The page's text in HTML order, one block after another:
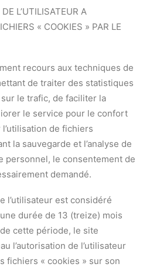
L’UTILISATEUR A
« COOKIES » PAR LE
recours aux techniques de
de traiter des statistiques
le trafic, de faciliter la
le service pour le confort
l’utilisation de fichiers
la sauvegarde et l’analyse de
personnel, le consentement de
demandé.
l’utilisateur est considéré
durée de 13 (treize) mois
cette période, le site
l’autorisation de l’utilisateur
fichiers « cookies » sur son